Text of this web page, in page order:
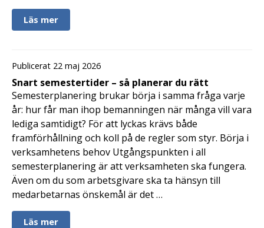
Läs mer
Publicerat 22 maj 2026
Snart semestertider – så planerar du rätt
Semesterplanering brukar börja i samma fråga varje
år: hur får man ihop bemanningen när många vill vara
lediga samtidigt? För att lyckas krävs både
framförhållning och koll på de regler som styr. Börja i
verksamhetens behov Utgångspunkten i all
semesterplanering är att verksamheten ska fungera.
Även om du som arbetsgivare ska ta hänsyn till
medarbetarnas önskemål är det …
Läs mer